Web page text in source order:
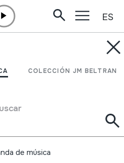
COLECCIÓN JM BELTRAN
ES
de música